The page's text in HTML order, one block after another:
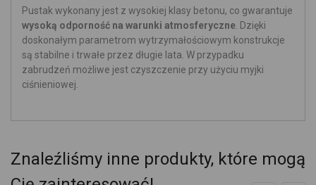
Pustak wykonany jest z wysokiej klasy betonu, co gwarantuje
wysoką odporność na warunki atmosferyczne . Dzięki
doskonałym parametrom wytrzymałościowym konstrukcje
są stabilne i trwałe przez długie lata. W przypadku
zabrudzeń możliwe jest czyszczenie przy użyciu myjki
ciśnieniowej.
Znaleźliśmy inne produkty, które mogą